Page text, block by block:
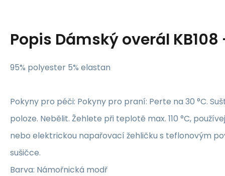
Popis Dámský overál
95% polyester 5% elastan
Pokyny pro péči: Pokyny pro praní: Perte na 30 °C.
poloze. Nebělit. Žehlete při teplotě max. 110 °C,
nebo elektrickou napařovací žehličku s teflonovým
sušičce.
Barva: Námořnická modř